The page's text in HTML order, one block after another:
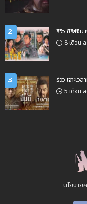
2 รีวิว ซีรีส์จีน
8 เดือน
3 รีวิว เจาะเว
5 เดือน
นโยบาย